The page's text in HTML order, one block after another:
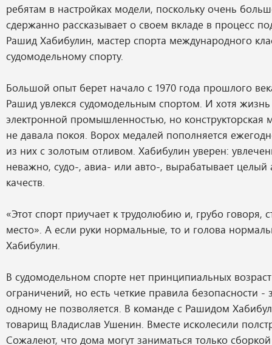
ребятам в настройках модели, поскольку очень
сдержанно рассказывает о своем вкладе в процесс
Рашид Хабибулин, мастер спорта международного
судомодельному спорту.
Большой опыт берет начало с 1970 года прошлого
Рашид увлекся судомодельным спортом. И хотя
электронной промышленностью, но конструкторская
не давала покоя. Ворох медалей пополняется
из них с золотым отливом. Хабибулин уверен:
неважно, судо-, авиа- или авто-, вырабатывает целый
качеств.
«Этот спорт приучает к трудолюбию и, грубо говоря,
место». А если руки нормальные, то и голова
Хабибулин.
В судомодельном спорте нет принципиальных
ограничений, но есть четкие правила безопасности -
одному не позволяется. В команде с Рашидом
товарищ Владислав Ушенин. Вместе исколесили
Сожалеют, что дома могут заниматься только